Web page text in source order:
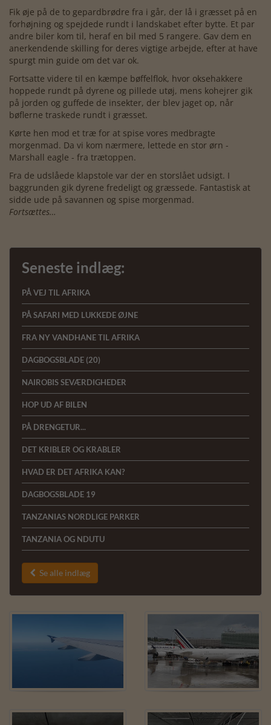
Fik øje på de to gepardbrødre fra i går, der lå i græsset på en
forhøjning og spejdede rundt i landskabet efter bytte. Et par
andre biler kom til, heraf en bil med 5 rangere. Gav dem en
anerkendende skilling for deres vigtige arbejde, efter at have
spurgt min guide om det var ok.
Fortsatte videre til en kæmpe bøffelflok, hvor oksehakkere
hoppede rundt på dyrene og pillede utøj, mens kohejrer gik
på jorden og guffede de insekter, der blev jaget op, når
bøflerne traskede rundt i græsset.
Kørte hen mod et træ for at spise vores medbragte
morgenmad. Da vi kom nærmere, lettede en stor ørn -
Marshall eagle - fra trætoppen.
Fra de udslåede klapstole var der en storslået udsigt. I
baggrunden gik dyrene fredeligt og græssede. Fantastisk at
sidde ude på savannen og spise morgenmad.
Fortsættes…
Seneste indlæg:
PÅ VEJ TIL AFRIKA
PÅ SAFARI MED LUKKEDE ØJNE
FRA NY VANDHANE TIL AFRIKA
DAGBOGSBLADE (20)
NAIROBIS SEVÆRDIGHEDER
HOP UD AF BILEN
PÅ DRENGETUR...
DET KRIBLER OG KRABLER
HVAD ER DET AFRIKA KAN?
DAGBOGSBLADE 19
TANZANIAS NORDLIGE PARKER
TANZANIA OG NDUTU
 Se alle indlæg